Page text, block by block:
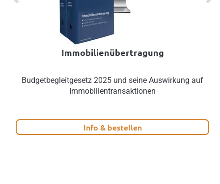
Immobilienübertragung
Budgetbegleitgesetz 2025 und seine Auswirkung auf
Immobilientransaktionen
Info & bestellen